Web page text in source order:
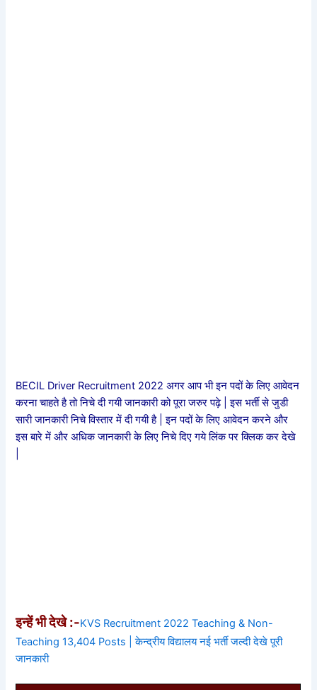
BECIL Driver Recruitment 2022 अगर आप भी इन पदों के लिए आवेदन
करना चाहते है तो निचे दी गयी जानकारी को पूरा जरुर पढ़े | इस भर्ती से जुडी
सारी जानकारी निचे विस्तार में दी गयी है | इन पदों के लिए आवेदन करने और
इस बारे में और अधिक जानकारी के लिए निचे दिए गये लिंक पर क्लिक कर देखे
इन्हें भी देखे :-KVS Recruitment 2022 Teaching & Non-
Teaching 13,404 Posts | केन्द्रीय विद्यालय नई भर्ती जल्दी देखे पूरी
जानकारी